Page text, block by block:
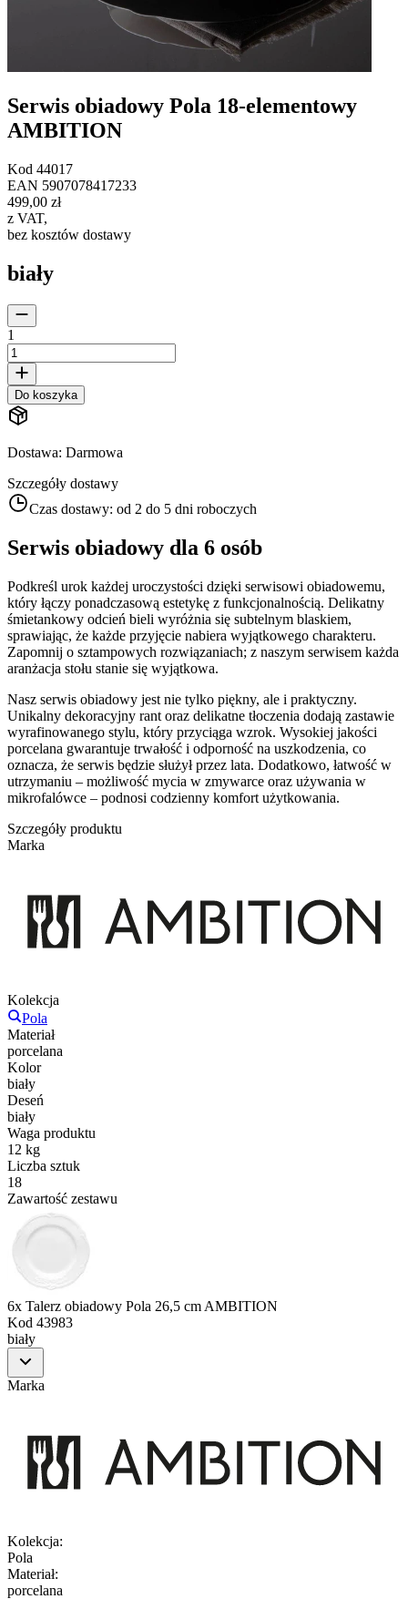
Serwis obiadowy Pola 18-elementowy
AMBITION
Kod 44017
EAN 5907078417233
499,00 zł
z VAT,
bez kosztów dostawy
biały
1
Do koszyka
Dostawa: Darmowa
Szczegóły dostawy
Czas dostawy: od 2 do 5 dni roboczych
Serwis obiadowy dla 6 osób
Podkreśl urok każdej uroczystości dzięki serwisowi obiadowemu,
który łączy ponadczasową estetykę z funkcjonalnością. Delikatny
śmietankowy odcień bieli wyróżnia się subtelnym blaskiem,
sprawiając, że każde przyjęcie nabiera wyjątkowego charakteru.
Zapomnij o sztampowych rozwiązaniach; z naszym serwisem każda
aranżacja stołu stanie się wyjątkowa.
Nasz serwis obiadowy jest nie tylko piękny, ale i praktyczny.
Unikalny dekoracyjny rant oraz delikatne tłoczenia dodają zastawie
wyrafinowanego stylu, który przyciąga wzrok. Wysokiej jakości
porcelana gwarantuje trwałość i odporność na uszkodzenia, co
oznacza, że serwis będzie służył przez lata. Dodatkowo, łatwość w
utrzymaniu – możliwość mycia w zmywarce oraz używania w
mikrofalówce – podnosi codzienny komfort użytkowania.
Szczegóły produktu
Marka
Kolekcja
Pola
Materiał
porcelana
Kolor
biały
Deseń
biały
Waga produktu
12 kg
Liczba sztuk
18
Zawartość zestawu
6x Talerz obiadowy Pola 26,5 cm AMBITION
Kod 43983
biały
Marka
Kolekcja:
Pola
Materiał:
porcelana